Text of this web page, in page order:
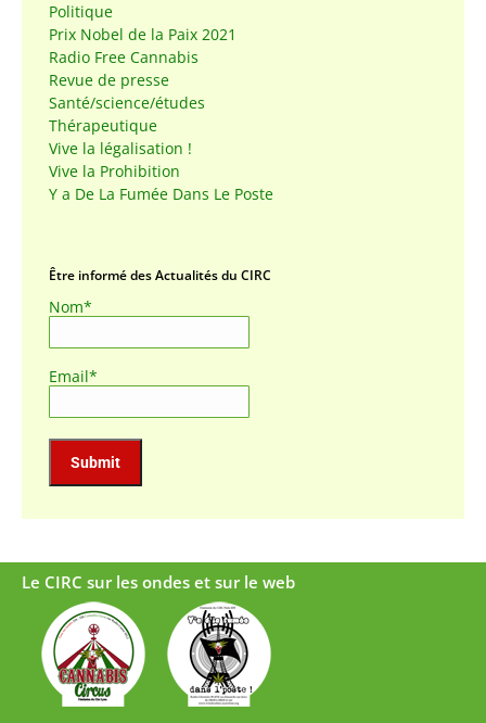
Politique
Prix Nobel de la Paix 2021
Radio Free Cannabis
Revue de presse
Santé/science/études
Thérapeutique
Vive la légalisation !
Vive la Prohibition
Y a De La Fumée Dans Le Poste
Être informé des Actualités du CIRC
Nom*
Email*
Le CIRC sur les ondes et sur le web